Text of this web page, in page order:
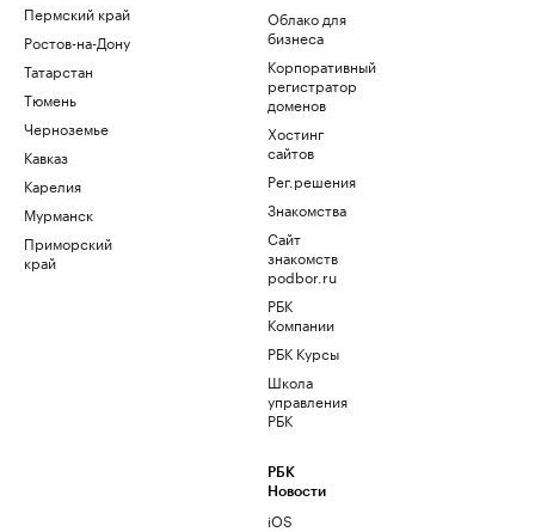
Пермский край
Ростов-на-Дону
Татарстан
Тюмень
Черноземье
Кавказ
Карелия
Мурманск
Приморский
край
Облако для
бизнеса
Корпоративный
регистратор
доменов
Хостинг
сайтов
Рег.решения
Знакомства
Сайт
знакомств
podbor.ru
РБК
Компании
РБК Курсы
Школа
управления
РБК
РБК
Новости
iOS